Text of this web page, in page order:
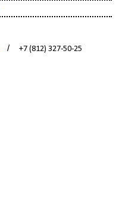
/ +7 (812) 327-50-25